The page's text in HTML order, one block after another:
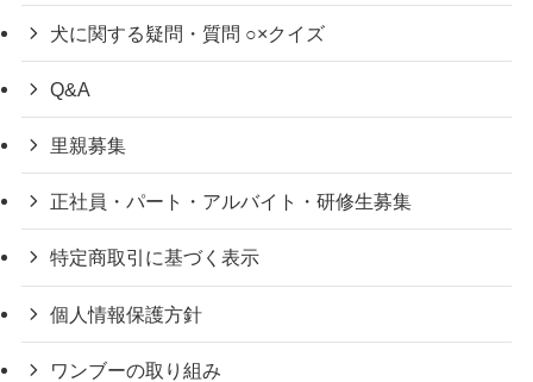
犬に関する疑問・質問 ○×クイズ
Q&A
里親募集
正社員・パート・アルバイト・研修生募集
特定商取引に基づく表示
個人情報保護方針
ワンブーの取り組み